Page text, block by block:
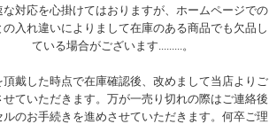
な対応を心掛けてはおりますが、ホームページでの
の入れ違いによりまして在庫のある商品でも欠品し
ている場合がございます.........。
頂戴した時点で在庫確認後、改めまして当店よりご
せていただきます。万が一売り切れの際はご連絡後
ルのお手続きを進めさせていただきます。何卒ご理